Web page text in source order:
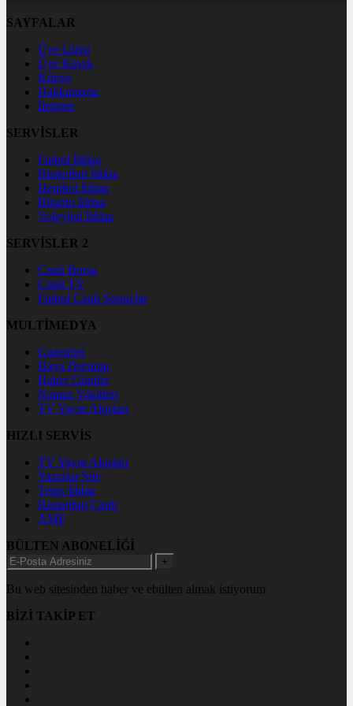
SAYFALAR
Üye Girişi
Üye Kaydı
Künye
Hakkımızda
İletişim
SERVİSLER
Futbol İddaa
Basketbol İddaa
Hentbol İddaa
Bilardo İddaa
Voleybol İddaa
SERVİSLER 2
Canlı Borsa
Canlı TV
Futbol Canlı Sonuçlar
MULTİMEDYA
Gazeteler
Hava Durumu
Haber Gönder
Namaz Vakitleri
TV Yayın Akışları
HIZLI SERVİS
TV Yayın Akışları
Yazarlar Site
Tenis İddaa
Basketbol Canlı
AMP
BÜLTEN ABONELİĞİ
+
Bu web sitesinden haber ve ebülten almak istiyorum
BİZİ TAKİP ET